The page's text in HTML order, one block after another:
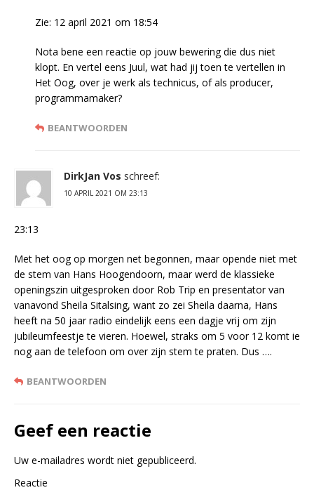
Zie: 12 april 2021 om 18:54
Nota bene een reactie op jouw bewering die dus niet
klopt. En vertel eens Juul, wat had jij toen te vertellen in
Het Oog, over je werk als technicus, of als producer,
programmamaker?
BEANTWOORDEN
DirkJan Vos schreef:
10 APRIL 2021 OM 23:13
23:13
Met het oog op morgen net begonnen, maar opende niet met
de stem van Hans Hoogendoorn, maar werd de klassieke
openingszin uitgesproken door Rob Trip en presentator van
vanavond Sheila Sitalsing, want zo zei Sheila daarna, Hans
heeft na 50 jaar radio eindelijk eens een dagje vrij om zijn
jubileumfeestje te vieren. Hoewel, straks om 5 voor 12 komt ie
nog aan de telefoon om over zijn stem te praten. Dus ….
BEANTWOORDEN
Geef een reactie
Uw e-mailadres wordt niet gepubliceerd.
Reactie